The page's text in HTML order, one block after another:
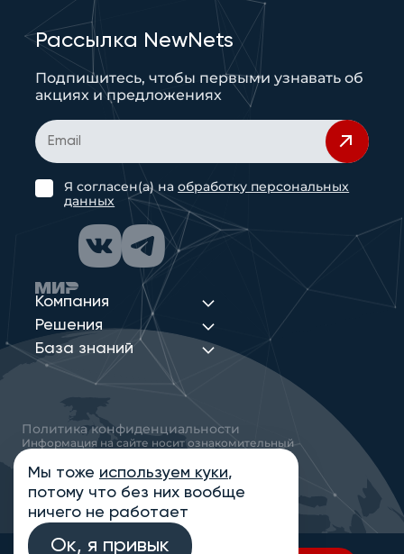
Компания
Решения
База знаний
Рассылка NewNets
Подпишитесь, чтобы первыми узнавать об
акциях и предложениях
Я согласен(а) наобработку персональных
данных
Политика конфиденциальности
Информация на сайте носит ознакомительный
характер и не является публичной офертой,
определяемой положениями статьи 437
Гражданского кодекса РФ
© 2013-2026 Новые Сети Интеграция
Мы тоже используем куки,
потому что без них вообще
ничего не работает
Ок, я привык